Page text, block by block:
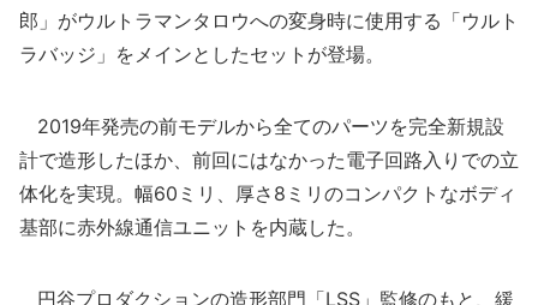
郎」がウルトラマンタロウへの変身時に使用する「ウルト
ラバッジ」をメインとしたセットが登場。
2019年発売の前モデルから全てのパーツを完全新規設
計で造形したほか、前回にはなかった電子回路入りでの立
体化を実現。幅60ミリ、厚さ8ミリのコンパクトなボディ
基部に赤外線通信ユニットを内蔵した。
円谷プロダクションの造形部門「LSS」監修のもと、緩